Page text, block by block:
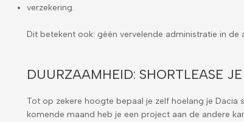
verzekering.
Dit betekent ook: géén vervelende administratie in de
DUURZAAMHEID: SHORTLEASE
Tot op zekere hoogte bepaal je zelf hoelang je Dacia
komende maand heb je een project aan de andere